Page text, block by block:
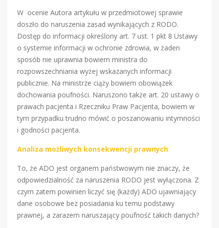
W ocenie Autora artykułu w przedmiotowej sprawie
doszło do naruszenia zasad wynikających z RODO.
Dostęp do informacji określony art. 7 ust. 1 pkt 8 Ustawy
o systemie informacji w ochronie zdrowia, w żaden
sposób nie uprawnia bowiem ministra do
rozpowszechniania wyżej wskazanych informacji
publicznie. Na ministrze ciąży bowiem obowiązek
dochowania poufności. Naruszono także art. 20 ustawy o
prawach pacjenta i Rzeczniku Praw Pacjenta, bowiem w
tym przypadku trudno mówić o poszanowaniu intymności
i godności pacjenta.
Analiza możliwych konsekwencji prawnych
To, że ADO jest organem państwowym nie znaczy, że
odpowiedzialność za naruszenia RODO jest wyłączona. Z
czym zatem powinien liczyć się (każdy) ADO ujawniający
dane osobowe bez posiadania ku temu podstawy
prawnej, a zarazem naruszający poufność takich danych?